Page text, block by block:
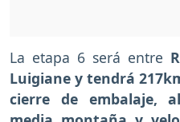
La etapa 6 será entre
Luigiane y tendrá
cierre de embalaje,